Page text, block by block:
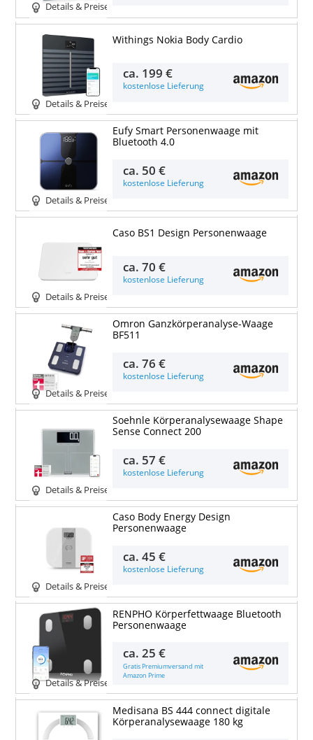
Details & Preise
Details & Preise
Withings Nokia Body Cardio
ca. 199 €
kostenlose Lieferung
Details & Preise
Eufy Smart Personenwaage mit
Bluetooth 4.0
ca. 50 €
kostenlose Lieferung
Details & Preise
Caso BS1 Design Personenwaage
ca.70 €
kostenlose Lieferung
Details & Preise
Omron Ganzkörperanalyse-Waage
BF511
ca.76 €
kostenlose Lieferung
Details & Preise
Soehnle Körperanalysewaage Shape
Sense Connect 200
ca. 57 €
kostenlose Lieferung
Details & Preise
Caso Body Energy Design
Personenwaage
ca.45 €
kostenlose Lieferung
Details & Preise
RENPHO Körperfettwaage Bluetooth
Personenwaage
ca.25 €
Gratis Premiumversand mit
Amazon Prime
Medisana BS 444 connect digitale
Körperanalysewaage 180 kg